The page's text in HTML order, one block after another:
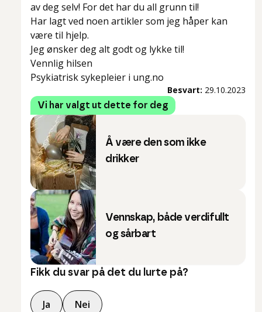
av deg selv! For det har du all grunn til!
Har lagt ved noen artikler som jeg håper kan
være til hjelp.
Jeg ønsker deg alt godt og lykke til!
Vennlig hilsen
Psykiatrisk sykepleier i ung.no
Besvart: 29.10.2023
Vi har valgt ut dette for deg
Å være den som ikke
drikker
Vennskap, både verdifullt
og sårbart
Fikk du svar på det du lurte på?
Ja Nei